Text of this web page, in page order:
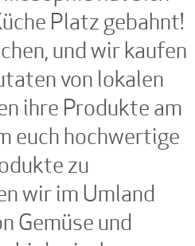
Platz gebahnt!
und wir kaufen
von lokalen
ihre Produkte am
euch hochwertige
zu
wir im Umland
Gemüse und